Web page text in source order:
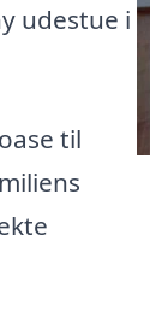
udestue i
til